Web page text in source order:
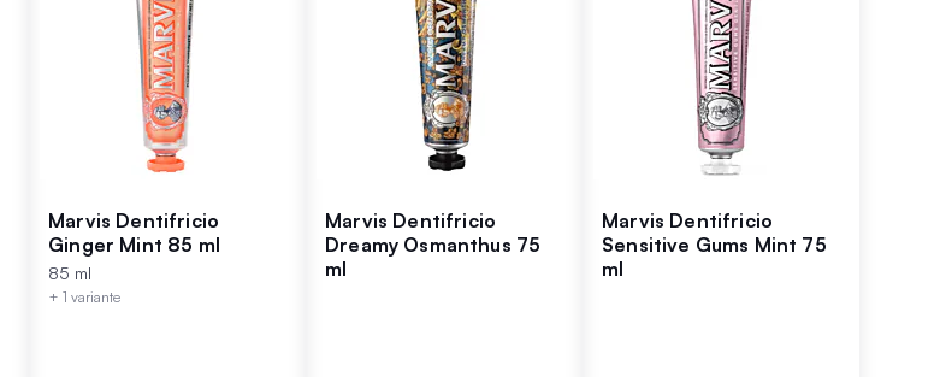
Marvis Dentifricio
Ginger Mint 85 ml
85 ml
+ 1 variante
Marvis Dentifricio
Dreamy Osmanthus 75
ml
Marvis Dentifricio
Sensitive Gums Mint 75
ml